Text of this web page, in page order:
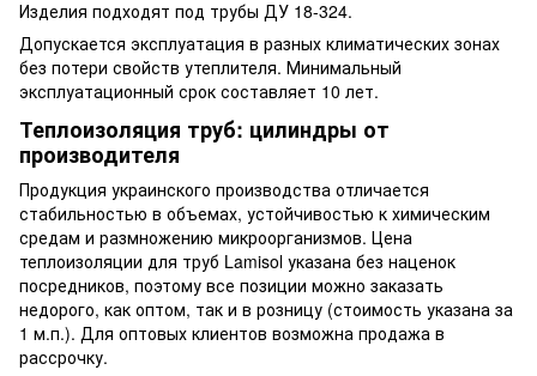
Изделия подходят под трубы ДУ 18-324.
Допускается эксплуатация в разных климатических зонах
без потери свойств утеплителя. Минимальный
эксплуатационный срок составляет 10 лет.
Теплоизоляция труб: цилиндры от
производителя
Продукция украинского производства отличается
стабильностью в объемах, устойчивостью к химическим
средам и размножению микроорганизмов. Цена
теплоизоляции для труб Lamisol указана без наценок
посредников, поэтому все позиции можно заказать
недорого, как оптом, так и в розницу (стоимость указана за
1 м.п.). Для оптовых клиентов возможна продажа в
рассрочку.